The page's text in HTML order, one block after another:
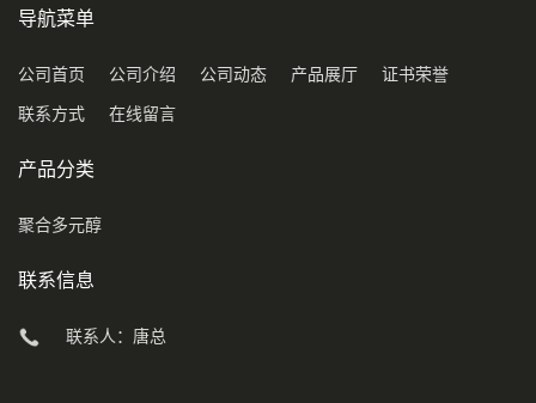
导航菜单
公司首页 公司介绍 公司动态 产品展厅 证书荣誉
联系方式 在线留言
产品分类
聚合多元醇
联系信息
联系人：唐总